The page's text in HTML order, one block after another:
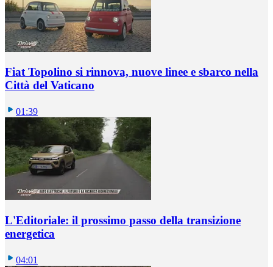
Fiat Topolino si rinnova, nuove linee e sbarco nella
Città del Vaticano
01:39
L'Editoriale: il prossimo passo della transizione
energetica
04:01